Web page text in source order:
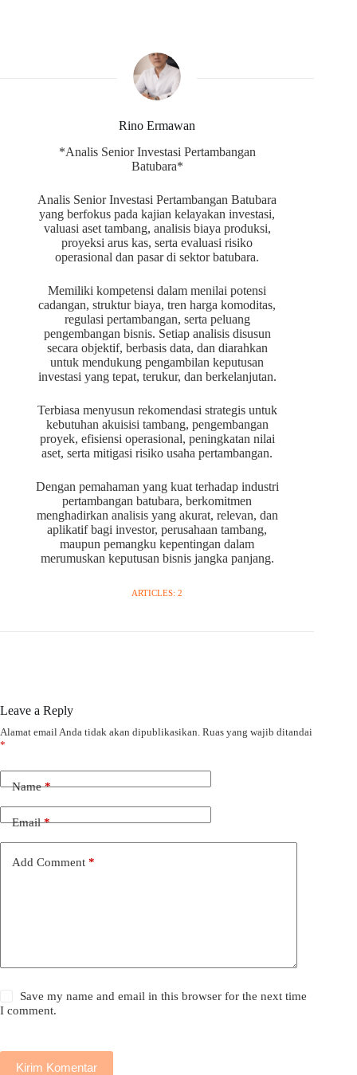
Rino Ermawan
*Analis Senior Investasi Pertambangan
Batubara*
Analis Senior Investasi Pertambangan Batubara
yang berfokus pada kajian kelayakan investasi,
valuasi aset tambang, analisis biaya produksi,
proyeksi arus kas, serta evaluasi risiko
operasional dan pasar di sektor batubara.
Memiliki kompetensi dalam menilai potensi
cadangan, struktur biaya, tren harga komoditas,
regulasi pertambangan, serta peluang
pengembangan bisnis. Setiap analisis disusun
secara objektif, berbasis data, dan diarahkan
untuk mendukung pengambilan keputusan
investasi yang tepat, terukur, dan berkelanjutan.
Terbiasa menyusun rekomendasi strategis untuk
kebutuhan akuisisi tambang, pengembangan
proyek, efisiensi operasional, peningkatan nilai
aset, serta mitigasi risiko usaha pertambangan.
Dengan pemahaman yang kuat terhadap industri
pertambangan batubara, berkomitmen
menghadirkan analisis yang akurat, relevan, dan
aplikatif bagi investor, perusahaan tambang,
maupun pemangku kepentingan dalam
merumuskan keputusan bisnis jangka panjang.
ARTICLES: 2
Leave a Reply
Alamat email Anda tidak akan dipublikasikan. Ruas yang wajib ditandai
*
Name*
Email*
Add Comment *
Save my name and email in this browser for the next time
I comment.
Kirim Komentar